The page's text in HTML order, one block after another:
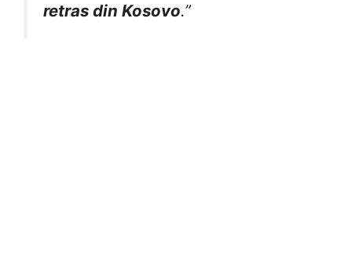
retras din Kosovo.”